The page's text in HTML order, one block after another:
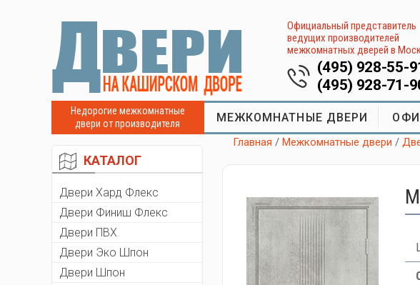
Официальный представитель
ведущих производителей
межкомнатных дверей в
(495) 928-55-
(495) 928-71-
Недорогие межкомнатные
двери от производителя
МЕЖКОМНАТНЫЕ ДВЕРИ
КАТАЛОГ
Двери Хард Флекс
Двери Финиш Флекс
Двери ПВХ
Двери Эко Шпон
Двери Шпон
Главная /Межкомнатные двери /